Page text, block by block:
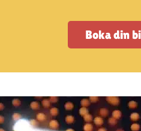
Boka din